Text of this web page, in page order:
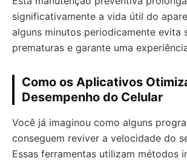
significativamente a vida útil do
alguns minutos periodicamente evita
prematuras e garante uma
Como os Aplicativos
Desempenho do Celular
Você já imaginou como alguns
conseguem reviver a velocidade do
Essas ferramentas utilizam métodos